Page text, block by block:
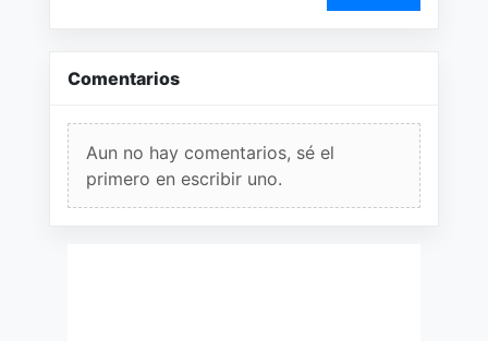
Comentarios
Aun no hay comentarios, sé el
primero en escribir uno.